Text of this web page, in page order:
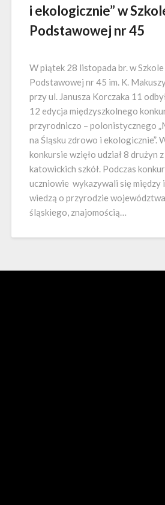
i ekologicznie” w
Podstawowej nr 45
W piątek 28 listopada br. w Szkole
Podstawowej nr 45 im. K.
przy ul. Janusza Korczaka 11
12 edycja międzyszkolnego
przyrodniczo – polonistycznego
na Śląsku zdrowo i ekologicznie”.
konkursie wzięło udział 8 drużyn z
katowickich szkół. Podczas
uczniowie wykazywali się między
wiedzą o przyrodzie województwa
śląskiego, znajomością…